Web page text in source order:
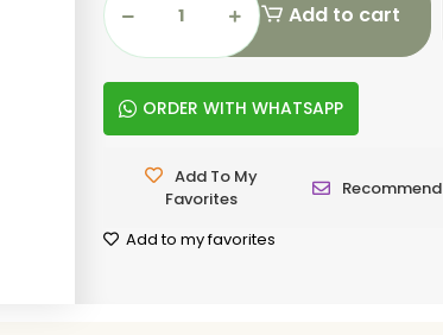
Add to cart
ORDER WITH WHATSAPP
Add To My
Favorites
Recommend
Add to my favorites